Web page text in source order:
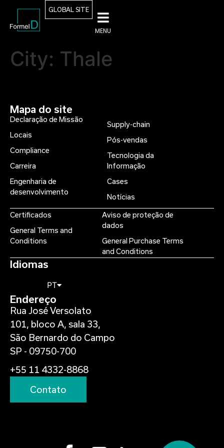
GLOBAL SITE
MENU
City: Thale
Mapa do site
Declaração de Missão
Locais
Compliance
Carreira
Engenharia de
desenvolvimento
Supply-chain
Pós-vendas
Tecnologia da
Informação
Cases
Notícias
Certificados
General Terms and
Conditions
Aviso de proteção de
dados
General Purchase Terms
and Conditions
Idiomas
PT
Endereço
Rua José Versolato
101, bloco A, sala 33,
São Bernardo do Campo
SP - 09750-700
+55 11 4332-8868
Contato